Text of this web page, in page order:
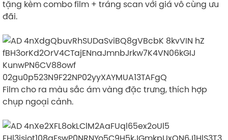
tặng kèm combo film + tráng scan với giá vô cùng ưu
đãi.
Film cho ra màu sắc ám vàng đặc trưng, thích hợp
chụp ngoại cảnh.